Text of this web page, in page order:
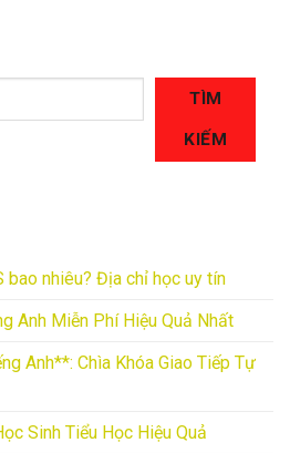
TÌM
KIẾM
bao nhiêu? Địa chỉ học uy tín
Anh Miễn Phí Hiệu Quả Nhất
Anh**: Chìa Khóa Giao Tiếp Tự
Sinh Tiểu Học Hiệu Quả